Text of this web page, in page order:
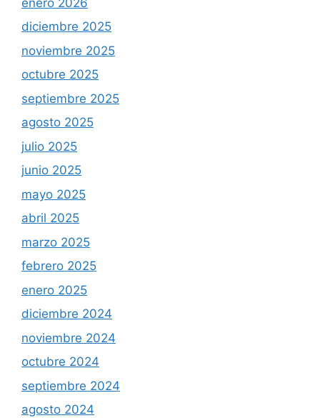
diciembre 2025
noviembre 2025
octubre 2025
septiembre 2025
agosto 2025
julio 2025
junio 2025
mayo 2025
abril 2025
marzo 2025
febrero 2025
enero 2025
diciembre 2024
noviembre 2024
octubre 2024
septiembre 2024
agosto 2024